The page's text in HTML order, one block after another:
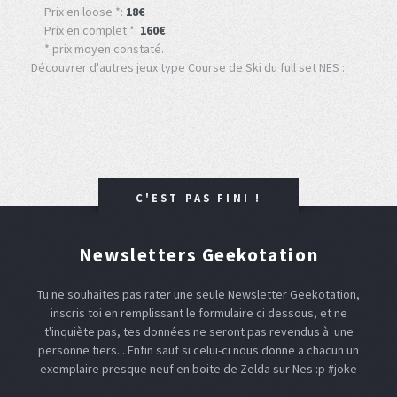
Prix en loose *: 18€
Prix en complet *: 160€
* prix moyen constaté.
Découvrer d'autres jeux type Course de Ski du full set NES :
C'EST PAS FINI !
Newsletters Geekotation
Tu ne souhaites pas rater une seule Newsletter Geekotation,
inscris toi en remplissant le formulaire ci dessous, et ne
t'inquiète pas, tes données ne seront pas revendus à une
personne tiers... Enfin sauf si celui-ci nous donne a chacun un
exemplaire presque neuf en boite de Zelda sur Nes :p #joke